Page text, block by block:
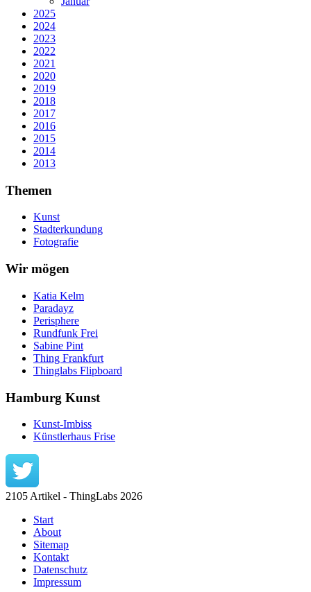
2025
2024
2023
2022
2021
2020
2019
2018
2017
2016
2015
2014
2013
Themen
Kunst
Stadterkundung
Fotografie
Wir mögen
Katia Kelm
Paradayz
Perisphere
Rundfunk Frei
Sabine Pint
Thing Frankfurt
Thinglabs Flipboard
Hamburg Kunst
Kunst-Imbiss
Künstlerhaus Frise
2105 Artikel - ThingLabs 2026
Start
About
Sitemap
Kontakt
Datenschutz
Impressum